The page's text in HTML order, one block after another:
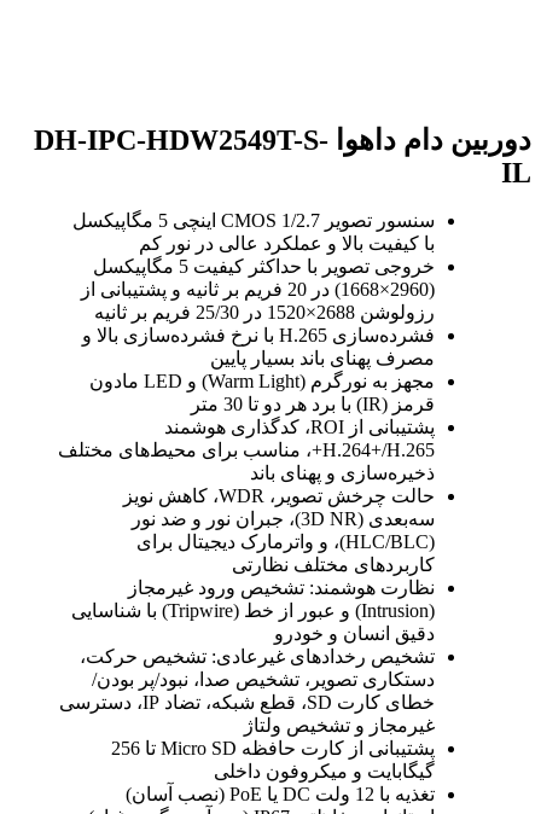
دوربین دام داهوا DH-IPC-HDW2549T-S-
IL
سنسور تصویر CMOS 1/2.7 اینچی 5 مگاپیکسل
با کیفیت بالا و عملکرد عالی در نور کم
خروجی تصویر با حداکثر کیفیت 5 مگاپیکسل
(2960×1668) در 20 فریم بر ثانیه و پشتیبانی از
رزولوشن 2688×1520 در 25/30 فریم بر ثانیه
فشرده‌سازی H.265 با نرخ فشرده‌سازی بالا و
مصرف پهنای باند بسیار پایین
مجهز به نورگرم (Warm Light) و LED مادون
قرمز (IR) با برد هر دو تا 30 متر
پشتیبانی از ROI، کدگذاری هوشمند
H.264+/H.265+، مناسب برای محیط‌های مختلف
ذخیره‌سازی و پهنای باند
حالت چرخش تصویر، WDR، کاهش نویز
سه‌بعدی (3D NR)، جبران نور و ضد نور
(HLC/BLC)، و واترمارک دیجیتال برای
کاربردهای مختلف نظارتی
نظارت هوشمند: تشخیص ورود غیرمجاز
(Intrusion) و عبور از خط (Tripwire) با شناسایی
دقیق انسان و خودرو
تشخیص رخدادهای غیرعادی: تشخیص حرکت،
دستکاری تصویر، تشخیص صدا، نبود/پر بودن/
خطای کارت SD، قطع شبکه، تضاد IP، دسترسی
غیرمجاز و تشخیص ولتاژ
پشتیبانی از کارت حافظه Micro SD تا 256
گیگابایت و میکروفون داخلی
تغذیه با 12 ولت DC یا PoE (نصب آسان)